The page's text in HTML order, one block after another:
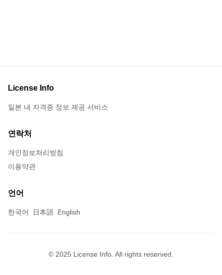
License Info
일본 내 자격증 정보 제공 서비스
연락처
개인정보처리방침
이용약관
언어
한국어 日本語 English
© 2025 License Info. All rights reserved.